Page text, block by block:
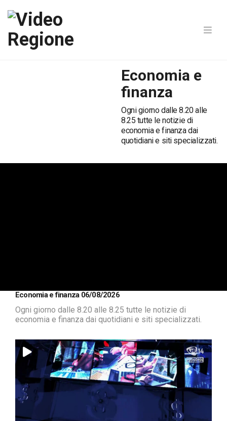
Economia e
finanza
Ogni giorno dalle 8.20 alle
8.25 tutte le notizie di
economia e finanza dai
quotidiani e siti specializzati.
Economia e finanza 06/08/2026
Ogni giorno dalle 8.20 alle 8.25 tutte le notizie di
economia e finanza dai quotidiani e siti specializzati.